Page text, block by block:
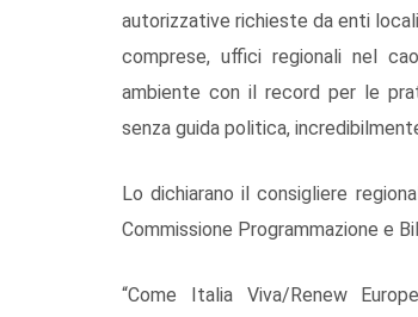
autorizzative richieste da enti
comprese, uffici regionali nel
ambiente con il record per le
senza guida politica,
Lo dichiarano il consigliere
Commissione Programmazione e
“Come Italia Viva/Renew